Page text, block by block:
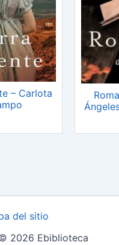
– Carlota
del sitio
2026 Ebiblioteca